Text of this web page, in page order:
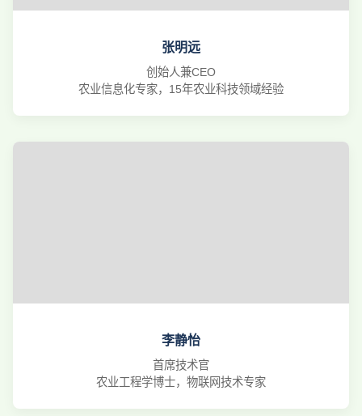
张明远
创始人兼CEO
农业信息化专家，15年农业科技领域经验
李静怡
首席技术官
农业工程学博士，物联网技术专家